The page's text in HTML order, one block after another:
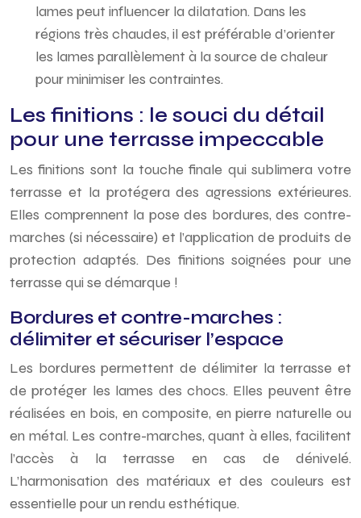
lames peut influencer la dilatation. Dans les
régions très chaudes, il est préférable d’orienter
les lames parallèlement à la source de chaleur
pour minimiser les contraintes.
Les finitions : le souci du détail
pour une terrasse impeccable
Les finitions sont la touche finale qui sublimera votre
terrasse et la protégera des agressions extérieures.
Elles comprennent la pose des bordures, des contre-
marches (si nécessaire) et l’application de produits de
protection adaptés. Des finitions soignées pour une
terrasse qui se démarque !
Bordures et contre-marches :
délimiter et sécuriser l’espace
Les bordures permettent de délimiter la terrasse et
de protéger les lames des chocs. Elles peuvent être
réalisées en bois, en composite, en pierre naturelle ou
en métal. Les contre-marches, quant à elles, facilitent
l’accès à la terrasse en cas de dénivelé.
L’harmonisation des matériaux et des couleurs est
essentielle pour un rendu esthétique.